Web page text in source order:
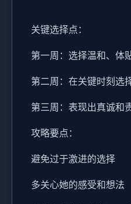
关键选择点：
第一周：选择温和、体
第二周：在关键时刻选
第三周：表现出真诚和
攻略要点：
避免过于激进的选择
多关心她的感受和想法